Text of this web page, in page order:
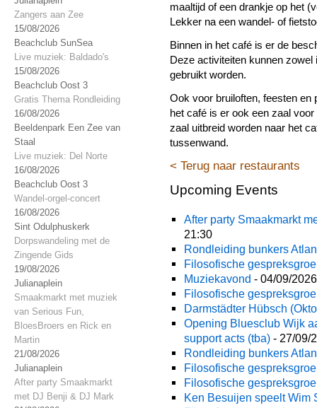
Zangers aan Zee
15/08/2026
Beachclub SunSea
Live muziek: Baldado's
15/08/2026
Beachclub Oost 3
Gratis Thema Rondleiding
16/08/2026
Beeldenpark Een Zee van
Staal
Live muziek: Del Norte
16/08/2026
Beachclub Oost 3
Wandel-orgel-concert
16/08/2026
Sint Odulphuskerk
Dorpswandeling met de
Zingende Gids
19/08/2026
Julianaplein
Smaakmarkt met muziek
van Serious Fun,
BloesBroers en Rick en
Martin
21/08/2026
Julianaplein
After party Smaakmarkt
met DJ Benji & DJ Mark
maaltijd of een drankje op het
Lekker na een wandel- of
Binnen in het café is er de
Deze activiteiten kunnen
gebruikt worden.
Ook voor bruiloften, feesten en
het café is er ook een zaal
zaal uitbreid worden naar het
tussenwand.
< Terug naar restaurants
Upcoming Events
After party Smaakmarkt
21:30
Rondleiding bunkers
Filosofische
Muziekavond - 04/09/
Filosofische
Darmstädter Hübsch
Opening Bluesclub Wijk
support acts (tba)- 27/09/
Rondleiding bunkers
Filosofische
Filosofische
Ken Besuijen speelt Wim